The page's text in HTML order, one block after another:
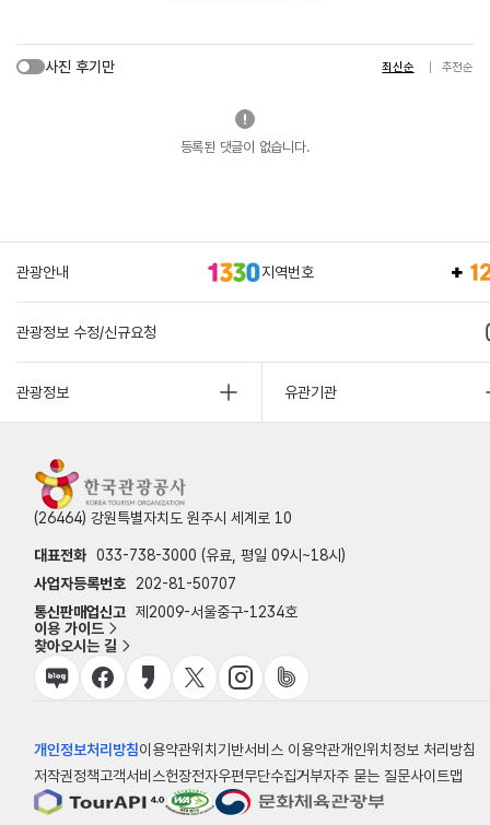
사진 후기만 최신순 추천순
등록된 댓글이 없습니다.
관광안내 지역번호
관광정보 수정/신규요청
관광정보 유관기관
(26464) 강원특별자치도 원주시 세계로 10
대표전화 033-738-3000 (유료, 평일 09시~18시)
사업자등록번호
202-81-50707
통신판매업신고 제2009-서울중구-1234호
이용 가이드
찾아오시는 길
개인정보처리방침이용약관위치기반서비스 이용약관개인위치정보 처리방침
저작권정책고객서비스헌장전자우편무단수집거부자주 묻는 질문사이트맵